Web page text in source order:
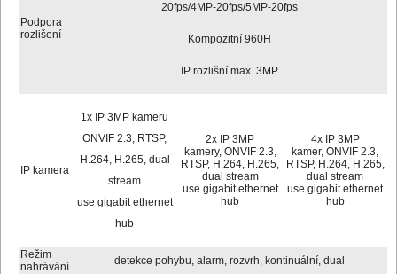
Podpora
rozlišení
20fps/4MP-20fps/5MP-20fps
Kompozitní 960H
IP rozlišní max. 3MP
IP kamera
1x IP 3MP kameru
ONVIF 2.3, RTSP,
H.264, H.265, dual
stream
use gigabit ethernet
hub
2x IP 3MP
kamery, ONVIF 2.3,
RTSP, H.264, H.265,
dual stream
use gigabit ethernet
hub
4x IP 3MP
kamer, ONVIF 2.3,
RTSP, H.264, H.265,
dual stream
use gigabit ethernet
hub
Režim
nahrávání
detekce pohybu, alarm, rozvrh, kontinuální, dual